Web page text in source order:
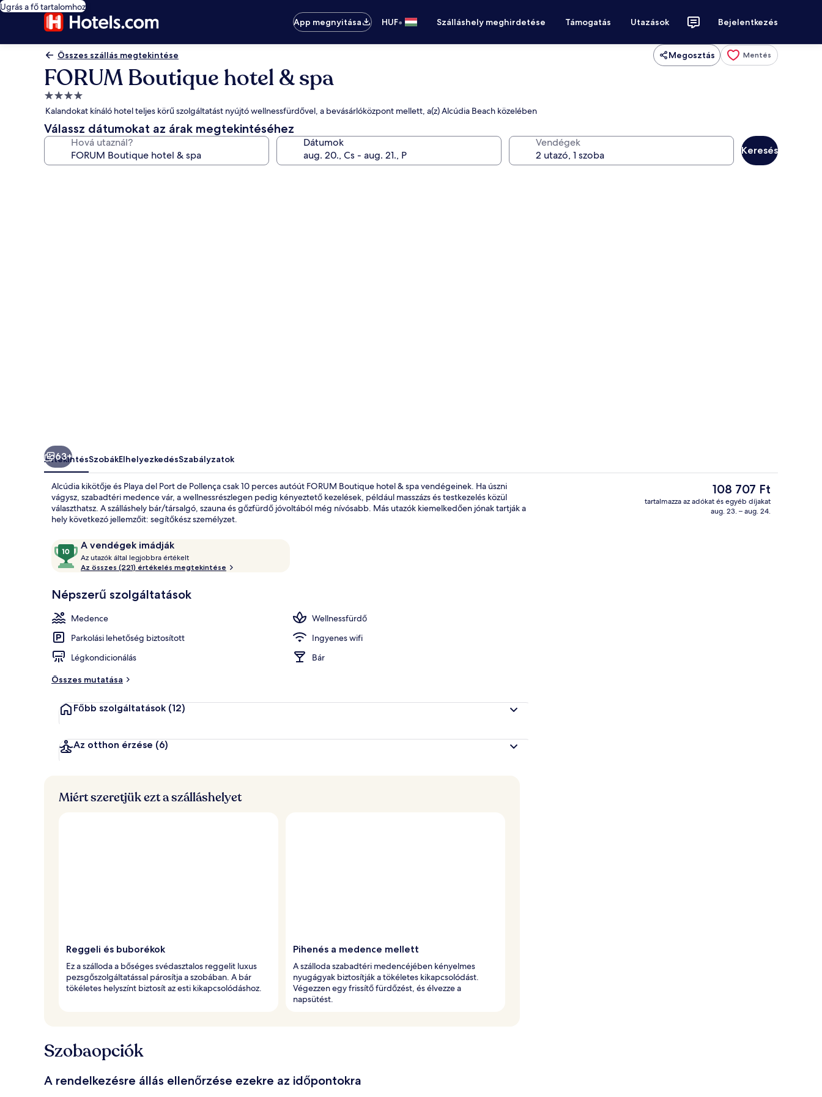
Ugrás a fő tartalomhoz
App megnyitása
HUF• Szálláshely meghirdetése Támogatás Utazások Bejelentkezés
Összes szállás megtekintése Megosztás Mentés
FORUM Boutique hotel & spa
4.0
csillagos
szálláshely
Kalandokat kínáló hotel teljes körű szolgáltatást nyújtó wellnessfürdővel, a bevásárlóközpont mellett, a(z) Alcúdia Beach közelében
Válassz dátumokat az árak megtekintéséhez
Hová utaznál? Dátumok Vendégek
Keresés
A szálláshely homlokzata – este/
63+
ÁttekintésSzobákElhelyezkedésSzabályzatok
Alcúdia kikötője és Playa del Port de Pollença csak 10 perces autóút FORUM Boutique hotel & spa vendégeinek. Ha úszni
vágysz, szabadtéri medence vár, a wellnessrészlegen pedig kényeztető kezelések, például masszázs és testkezelés közül
választhatsz. A szálláshely bár/társalgó, szauna és gőzfürdő jóvoltából még nívósabb. Más utazók kiemelkedően jónak tartják a
hely következó jellemzőit: segítőkész személyzet.
ÉrtékelésekA vendégek imádják
10
ennyiből:
10,
vendégek
Az utazók által legjobbra értékelt
z
t
a
b
Az összes (221) értékelés megtekintése
Népszerű szolgáltatások
Medence
Wellnessfürdő
Parkolási lehetőség biztosított
Ingyenes wifi
Légkondicionálás
Bár
Összes mutatása
Főbb szolgáltatások (12)
Az otthon érzése (6)
A
jelenlegi
ár
108 707 Ft
tartalmazza az adókat és egyéb díjakat
aug. 23. – aug. 24.
Miért szeretjük ezt a szálláshelyet
Reggeli és buborékok
Ez a szálloda a bőséges svédasztalos reggelit luxus
pezsgőszolgáltatással párosítja a szobában. A bár
tökéletes helyszínt biztosít az esti kikapcsolódáshoz.
Pihenés a medence mellett
A szálloda szabadtéri medencéjében kényelmes
nyugágyak biztosítják a tökéletes kikapcsolódást.
Végezzen egy frissítő fürdőzést, és élvezze a
napsütést.
Szobaopciók
A rendelkezésre állás ellenőrzése ezekre az időpontokra